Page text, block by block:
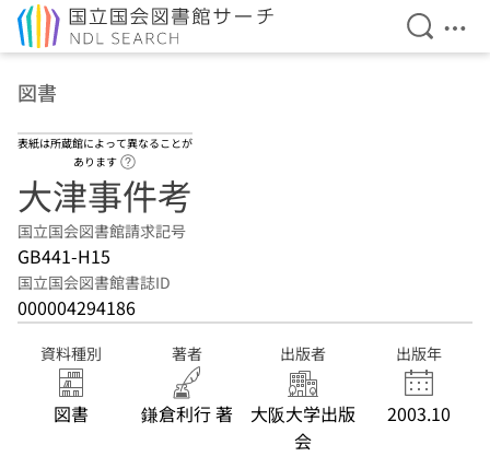
検索を
メ
図書
表紙は所蔵館によって異なることが
あります
大津事件考
国立国会図書館請求記号
GB441-H15
国立国会図書館書誌ID
000004294186
資料種別
図書
著者
鎌倉利行 著
出版者
大阪大学出版
会
出版年
2003.10